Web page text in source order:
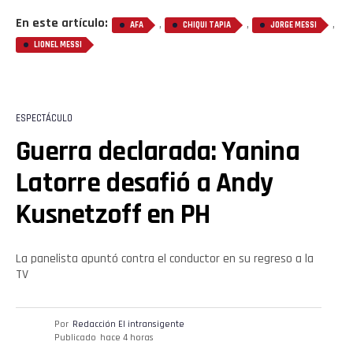
En este artículo: AFA , CHIQUI TAPIA , JORGE MESSI ,
LIONEL MESSI
ESPECTÁCULO
Guerra declarada: Yanina
Latorre desafió a Andy
Kusnetzoff en PH
La panelista apuntó contra el conductor en su regreso a la
TV
Por Redacción El intransigente
Publicado hace 4 horas